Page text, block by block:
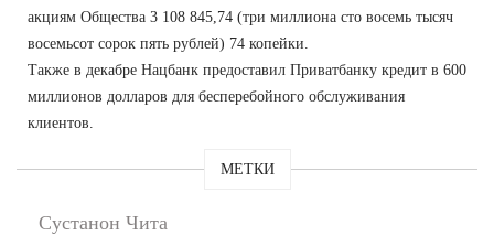
акциям Общества 3 108 845,74 (три миллиона сто восемь тысяч
восемьсот сорок пять рублей) 74 копейки.
Также в декабре Нацбанк предоставил Приватбанку кредит в 600
миллионов долларов для бесперебойного обслуживания
клиентов.
МЕТКИ
Сустанон Чита